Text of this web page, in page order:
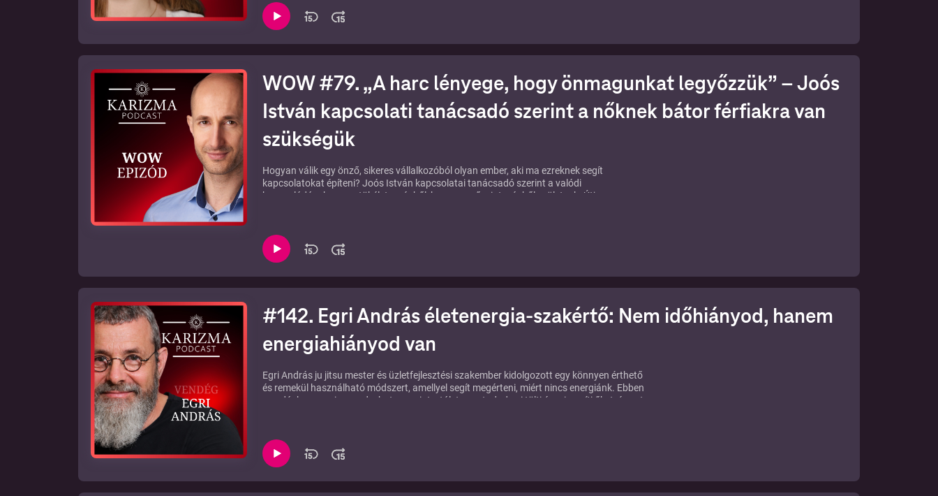
kapsz a KARIZMA10 kuponkóddal.
Jegyzetek az adáshoz itt:
WOW #79. „A harc lényege, hogy önmagunkat legyőzzük” – Joós
István kapcsolati tanácsadó szerint a nőknek bátor férfiakra van
szükségük
Hogyan válik egy önző, sikeres vállalkozóból olyan ember, aki ma ezreknek segít
kapcsolatokat építeni? Joós István kapcsolatai tanácsadó szerint a valódi
kapcsolódások nem a tökéletességből, hanem az őszinteségből születnek. Útja
#142. Egri András életenergia-szakértő: Nem időhiányod, hanem
energiahiányod van
Egri András ju jitsu mester és üzletfejlesztési szakember kidolgozott egy könnyen érthető
és remekül használható módszert, amellyel segít megérteni, miért nincs energiánk. Ebben
az adásban megismered a hat energiatartályt, megtudod, mi tölti és mi meríti őket, és azt
Jegyzetek az adáshoz itt: